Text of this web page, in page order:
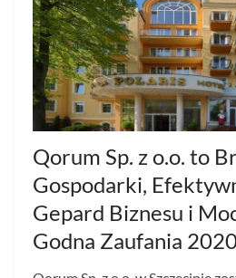
Qorum Sp. z o.o. to
Gospodarki,
Gepard Biznesu i
Godna Zaufania